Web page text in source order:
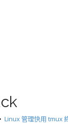
• Linux 管理快用 tmux